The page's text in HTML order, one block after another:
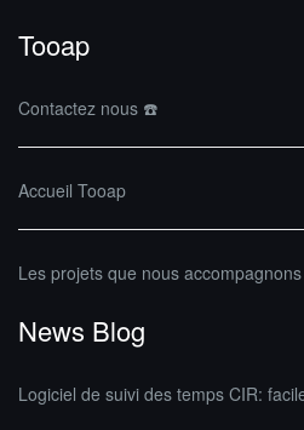
Tooap
Contactez nous ☎️
Accueil Tooap
Les projets que nous accompagnons
News Blog
Logiciel de suivi des temps CIR: